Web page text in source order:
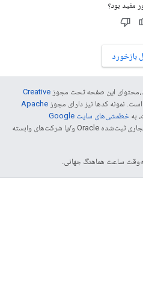
مفید بود؟
بازخورد
این صفحه تحت مجوز Creative
است. نمونه کدها نیز دارای مجوز Apache
به
خطمشی‌های سایت Google
مراجعه کنید. جاوا علامت تجاری ثبت‌شده Oracle و/یا شرکت‌های وابسته